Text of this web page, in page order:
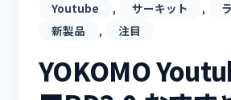
Youtube , サーキット ,
新製品 , 注目
YOKOMO